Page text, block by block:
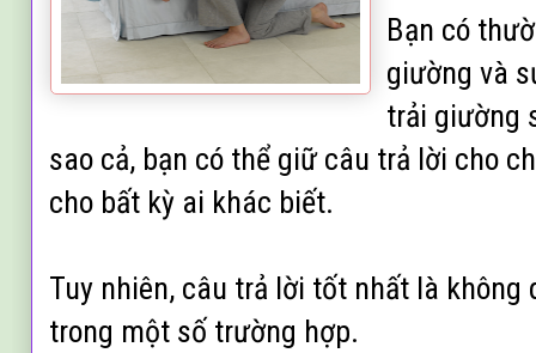
Bạn có
giường và
trải giường
sao cả, bạn có thể giữ câu trả lời cho
cho bất kỳ ai khác biết.
Tuy nhiên, câu trả lời tốt nhất là không
trong một số trường hợp.